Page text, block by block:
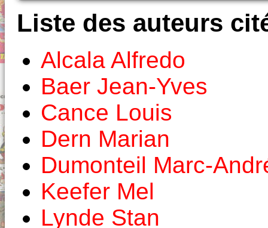
Liste des auteurs
Alcala Alfredo
Baer Jean-Yves
Cance Louis
Dern Marian
Dumonteil Marc-
Keefer Mel
Lynde Stan